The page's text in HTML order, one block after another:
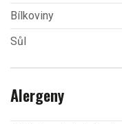
Bílkoviny
Sůl
Alergeny